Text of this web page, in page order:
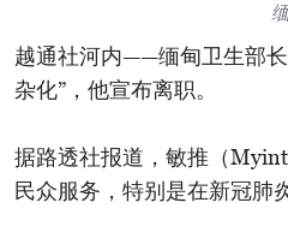
越通社河内——缅甸卫生部
杂化”，他宣布离职。
据路透社报道，敏推（
民众服务，特别是在新冠肺